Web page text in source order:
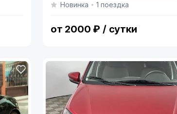
of
Новинка
1 поездка
от 2000 ₽ / сутки